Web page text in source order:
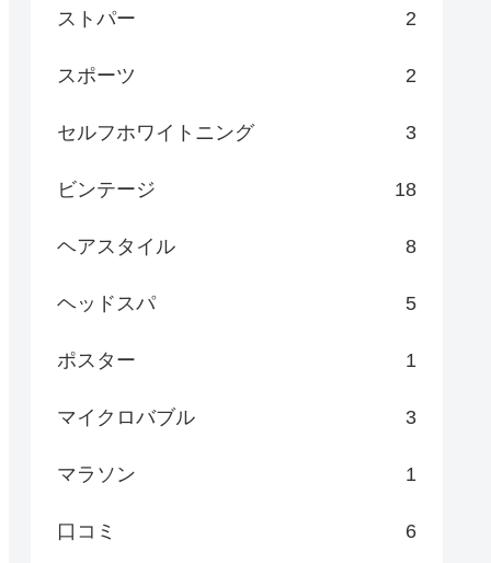
ストパー 2
スポーツ 2
セルフホワイトニング 3
ビンテージ 18
ヘアスタイル 8
ヘッドスパ 5
ポスター 1
マイクロバブル 3
マラソン 1
口コミ 6